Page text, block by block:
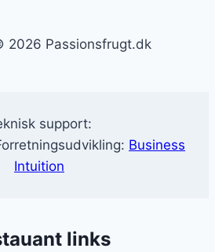
2026 Passionsfrugt.dk
support:
Business
Intuition
links